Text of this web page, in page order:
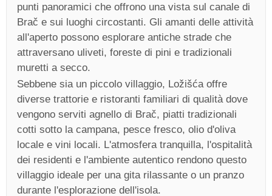
punti panoramici che offrono una vista sul canale di
Brač e sui luoghi circostanti. Gli amanti delle attività
all'aperto possono esplorare antiche strade che
attraversano uliveti, foreste di pini e tradizionali
muretti a secco.
Sebbene sia un piccolo villaggio, Ložišća offre
diverse trattorie e ristoranti familiari di qualità dove
vengono serviti agnello di Brač, piatti tradizionali
cotti sotto la campana, pesce fresco, olio d'oliva
locale e vini locali. L'atmosfera tranquilla, l'ospitalità
dei residenti e l'ambiente autentico rendono questo
villaggio ideale per una gita rilassante o un pranzo
durante l'esplorazione dell'isola.